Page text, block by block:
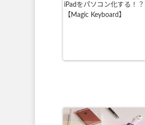
iPadをパソコン化する！？
【Magic Keyboard】